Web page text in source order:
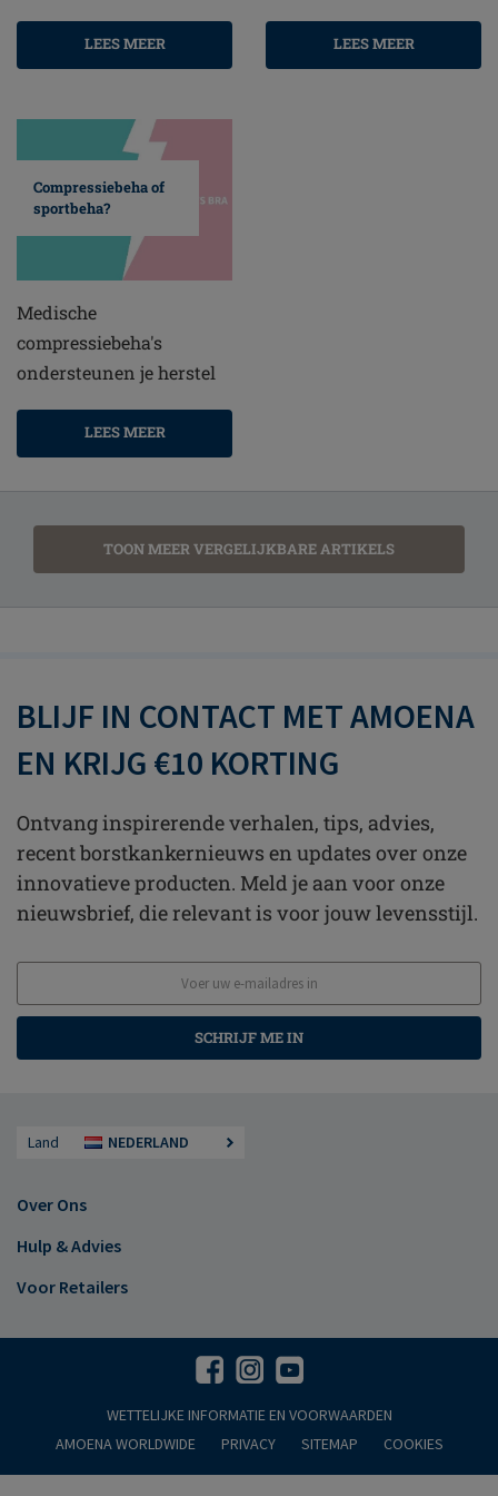
LEES MEER LEES MEER
Compressiebeha of
sportbeha?
Medische
compressiebeha's
ondersteunen je herstel
LEES MEER
TOON MEER VERGELIJKBARE ARTIKELS
BLIJF IN CONTACT MET AMOENA
EN KRIJG €10 KORTING
Ontvang inspirerende verhalen, tips, advies,
recent borstkankernieuws en updates over onze
innovatieve producten. Meld je aan voor onze
nieuwsbrief, die relevant is voor jouw levensstijl.
SCHRIJF ME IN
Land NEDERLAND
Over Ons
Hulp & Advies
Voor Retailers
WETTELIJKE INFORMATIE EN VOORWAARDEN
AMOENA WORLDWIDE
PRIVACY SITEMAP COOKIES